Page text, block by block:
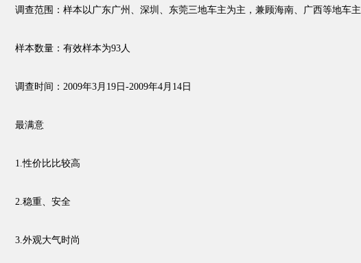
调查范围：样本以广东广州、深圳、东莞三地车主为主，兼顾海南、广西等地车主
样本数量：有效样本为93人
调查时间：2009年3月19日-2009年4月14日
最满意
1.性价比比较高
2.稳重、安全
3.外观大气时尚